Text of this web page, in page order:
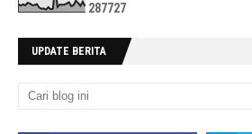
287727
UPDATE BERITA